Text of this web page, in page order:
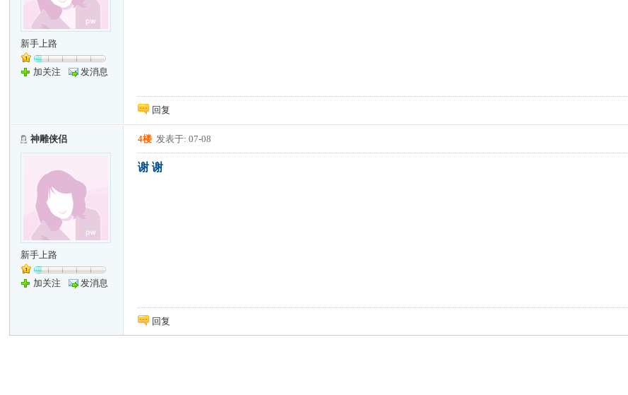
新手上路
加关注 发消息
回复
神雕侠侣
新手上路
加关注 发消息
4楼 发表于: 07-08
谢 谢
回复